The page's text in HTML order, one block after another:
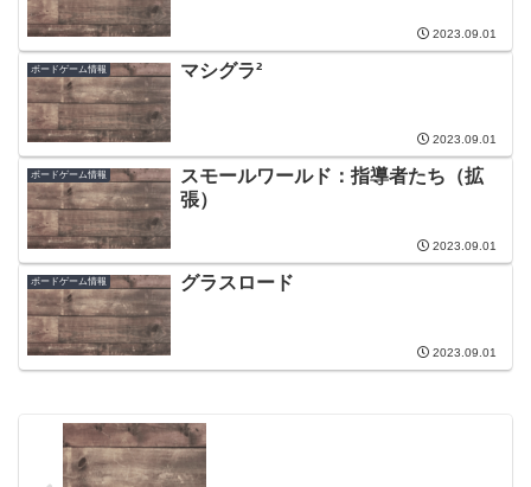
2023.09.01
ボードゲーム情報 マシグラ²
2023.09.01
ボードゲーム情報
スモールワールド：指導者たち（拡
張）
2023.09.01
ボードゲーム情報 グラスロード
2023.09.01